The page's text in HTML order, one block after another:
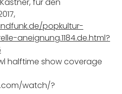
für den
popkultur-
aneignung.1184.de.html?
halftime show coverage
watch/?